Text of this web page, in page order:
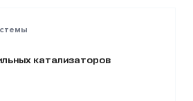
катализаторов